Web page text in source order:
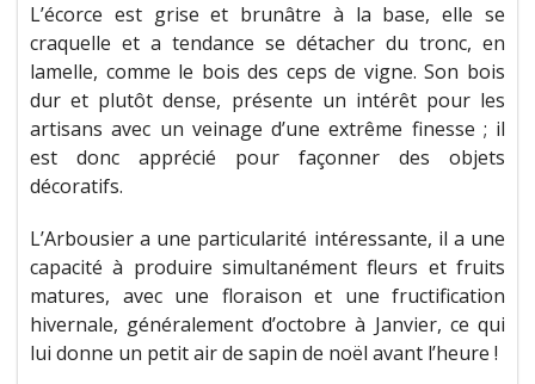
L’écorce est grise et brunâtre à la base, elle se
craquelle et a tendance se détacher du tronc, en
lamelle, comme le bois des ceps de vigne. Son bois
dur et plutôt dense, présente un intérêt pour les
artisans avec un veinage d’une extrême finesse ; il
est donc apprécié pour façonner des objets
décoratifs.
L’Arbousier a une particularité intéressante, il a une
capacité à produire simultanément fleurs et fruits
matures, avec une floraison et une fructification
hivernale, généralement d’octobre à Janvier, ce qui
lui donne un petit air de sapin de noël avant l’heure !